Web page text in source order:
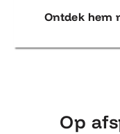
Ontdek hem
Op